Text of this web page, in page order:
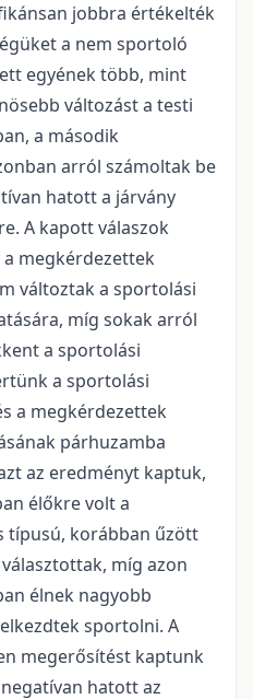
jobbra értékelték
a nem sportoló
egyének több, mint
változást a testi
a második
arról számoltak be
hatott a járvány
A kapott válaszok
megkérdezettek
változtak a sportolási
míg sokak arról
a sportolási
a sportolási
a megkérdezettek
párhuzamba
az eredményt kaptuk,
élőkre volt a
típusú, korábban űzött
míg azon
élnek nagyobb
sportolni. A
megerősítést kaptunk
hatott az